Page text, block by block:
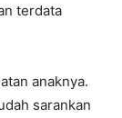
terdata
anaknya.
sarankan